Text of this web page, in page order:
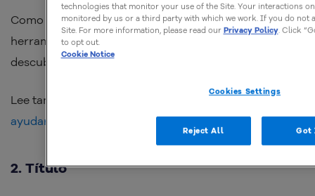
Como ayuda para esta definición, utiliza algunas
herramientas como por ejemplo
descubrir cuál es la palabra más buscada.
Lee también:
Herramientas de Google que pueden
ayudar a tu negocio
2. Título
technologies that monitor your use of the Site. Your interactions
monitored by us or a third party with which we work. If you do not
Site. For more information, please read our Privacy Policy. Click
to opt out.
Cookie Notice
Cookies Settings
Reject All Got